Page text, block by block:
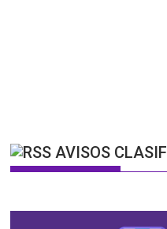
AVISOS